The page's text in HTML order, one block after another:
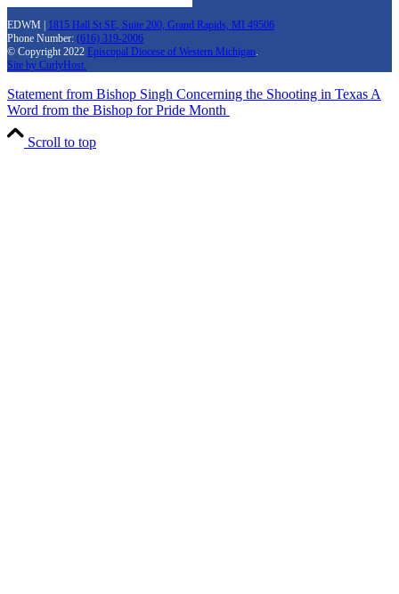
EDWM | 1815 Hall St SE, Suite 200, Grand Rapids, MI 49506
Phone Number: (616) 319-2006
© Copyright 2022 Episcopal Diocese of Western Michigan.
Site by CurlyHost.
Statement from Bishop Singh Concerning the Shooting in Texas A
Word from the Bishop for Pride Month
Scroll to top